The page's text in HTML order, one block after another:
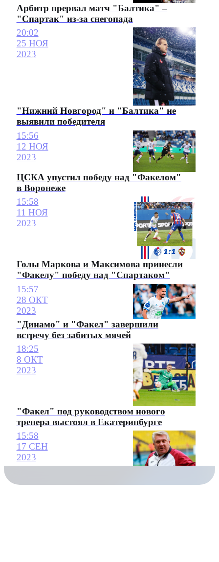
Арбитр прервал матч "Балтика" –
"Спартак" из-за снегопада
20:02
25 НОЯ
2023
"Нижний Новгород" и "Балтика" не
выявили победителя
15:56
12 НОЯ
2023
ЦСКА упустил победу над "Факелом"
в Воронеже
15:58
11 НОЯ
2023
Голы Маркова и Максимова принесли
"Факелу" победу над "Спартаком"
15:57
28 ОКТ
2023
"Динамо" и "Факел" завершили
встречу без забитых мячей
18:25
8 ОКТ
2023
"Факел" под руководством нового
тренера выстоял в Екатеринбурге
15:58
17 СЕН
2023